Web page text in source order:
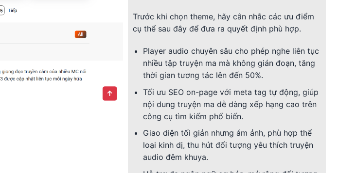
Trước khi chọn theme, hãy cân nhắc các ưu điểm
cụ thể sau đây để đưa ra quyết định phù hợp.
Player audio chuyên sâu cho phép nghe liên tục
nhiều tập truyện ma mà không gián đoạn, tăng
thời gian tương tác lên đến 50%.
Tối ưu SEO on-page với meta tag tự động, giúp
nội dung truyện ma dễ dàng xếp hạng cao trên
công cụ tìm kiếm phổ biến.
Giao diện tối giản nhưng ám ảnh, phù hợp thể
loại kinh dị, thu hút đối tượng yêu thích truyện
audio đêm khuya.